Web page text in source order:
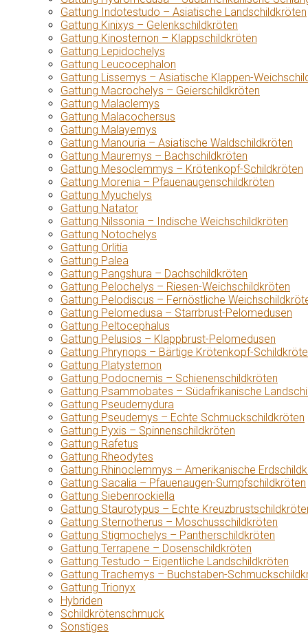
Gattung Indotestudo – Asiatische Landschildkröten
Gattung Kinixys – Gelenkschildkröten
Gattung Kinosternon – Klappschildkröten
Gattung Lepidochelys
Gattung Leucocephalon
Gattung Lissemys – Asiatische Klappen-
Gattung Macrochelys – Geierschildkröten
Gattung Malaclemys
Gattung Malacochersus
Gattung Malayemys
Gattung Manouria – Asiatische Waldschildkröten
Gattung Mauremys – Bachschildkröten
Gattung Mesoclemmys – Krötenkopf-Schildkröten
Gattung Morenia – Pfauenaugenschildkröten
Gattung Myuchelys
Gattung Natator
Gattung Nilssonia – Indische Weichschildkröten
Gattung Notochelys
Gattung Orlitia
Gattung Palea
Gattung Pangshura – Dachschildkröten
Gattung Pelochelys – Riesen-Weichschildkröten
Gattung Pelodiscus – Fernöstliche
Gattung Pelomedusa – Starrbrust-Pelomedusen
Gattung Peltocephalus
Gattung Pelusios – Klappbrust-Pelomedusen
Gattung Phrynops – Bärtige Krötenkopf-
Gattung Platysternon
Gattung Podocnemis – Schienenschildkröten
Gattung Psammobates – Südafrikanische
Gattung Pseudemydura
Gattung Pseudemys – Echte Schmuckschildkröten
Gattung Pyxis – Spinnenschildkröten
Gattung Rafetus
Gattung Rheodytes
Gattung Rhinoclemmys – Amerikanische
Gattung Sacalia – Pfauenaugen-Sumpfschildkröten
Gattung Siebenrockiella
Gattung Staurotypus – Echte
Gattung Sternotherus – Moschusschildkröten
Gattung Stigmochelys – Pantherschildkröten
Gattung Terrapene – Dosenschildkröten
Gattung Testudo – Eigentliche Landschildkröten
Gattung Trachemys – Buchstaben-
Gattung Trionyx
Hybriden
Schildkrötenschmuck
Sonstiges